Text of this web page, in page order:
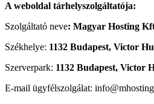
A weboldal tárhelyszolgáltatója:
Szolgáltató neve: Magyar Hosting
Székhelye: 1132 Budapest, Victor
Szerverpark: 1132 Budapest, Victor
E-mail ügyfélszolgálat: